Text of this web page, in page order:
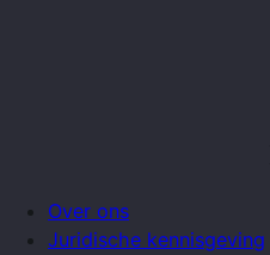
Over ons
Juridische kennisgeving